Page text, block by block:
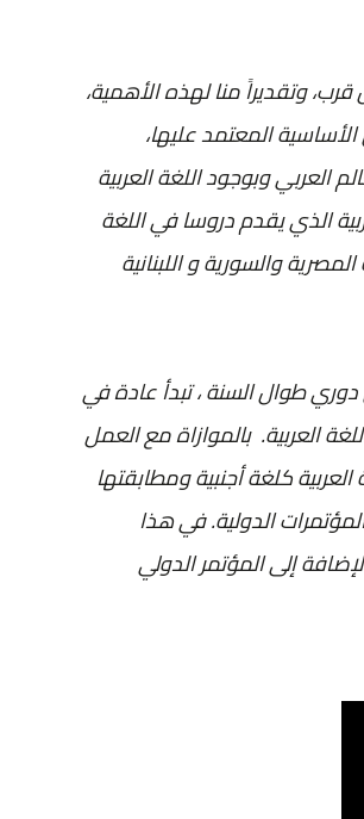
وتقديراً منا لهذه الأهمية،
أحد الأركان الأساسية المعتمد عليها،
العربي وبوجود اللغة العربية
الذي يقدم دروسا في اللغة
دروس في اللهجة المصرية والسورية و اللبنانية
ابتداء من 14 سنة ،و تعطى بشكل دوري طوال السنة ، تبدأ عادة في
العربية. بالموازاة مع العمل
كلغة أجنبية ومطابقتها
الدولية. في هذا
الإشارة إلى مؤتمر ” أربيلي” الذي تم تنظيمه في ( 2009 و 2012) بالإضافة إلى المؤتمر الدولي